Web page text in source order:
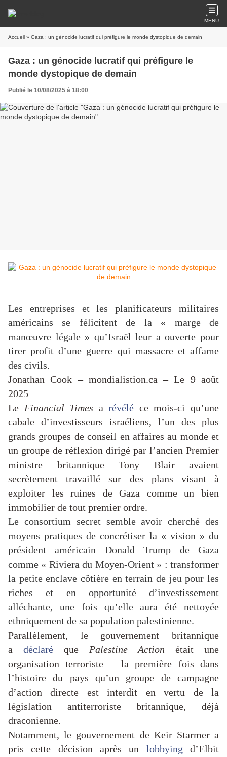
MENU
Accueil » Gaza : un génocide lucratif qui préfigure le monde dystopique de demain
Gaza : un génocide lucratif qui préfigure le
monde dystopique de demain
Publié le 10/08/2025 à 18:00
Les entreprises et les planificateurs militaires
américains se félicitent de la « marge de
manœuvre légale » qu’Israël leur a ouverte pour
tirer profit d’une guerre qui massacre et affame
des civils.
Jonathan Cook – mondialistion.ca – Le 9 août
2025
Le Financial Times arévélé ce mois-ci qu’une
cabale d’investisseurs israéliens, l’un des plus
grands groupes de conseil en affaires au monde et
un groupe de réflexion dirigé par l’ancien Premier
ministre britannique Tony Blair avaient
secrètement travaillé sur des plans visant à
exploiter les ruines de Gaza comme un bien
immobilier de tout premier ordre.
Le consortium secret semble avoir cherché des
moyens pratiques de concrétiser la « vision » du
président américain Donald Trump de Gaza
comme « Riviera du Moyen-Orient » : transformer
la petite enclave côtière en terrain de jeu pour les
riches et en opportunité d’investissement
alléchante, une fois qu’elle aura été nettoyée
ethniquement de sa population palestinienne.
Parallèlement, le gouvernement britannique
a déclaréque Palestine Action était une
organisation terroriste – la première fois dans
l’histoire du pays qu’un groupe de campagne
d’action directe est interdit en vertu de la
législation antiterroriste britannique, déjà
draconienne.
Notamment, le gouvernement de Keir Starmer a
pris cette décision après un lobbying d’Elbit